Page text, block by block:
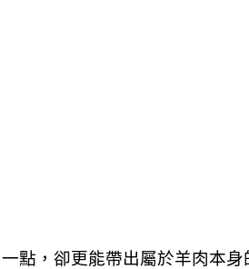
點，卻更能帶出屬於羊肉本身